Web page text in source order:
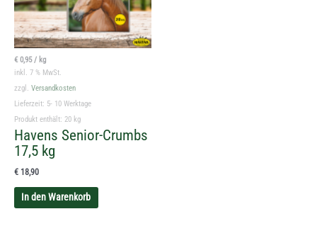
€ 0,95/ kg
inkl. 7 % MwSt.
zzgl. Versandkosten
Lieferzeit: 5- 10 Werktage
Produkt enthält: 20 kg
Havens Senior-Crumbs
17,5 kg
€ 18,90
In den Warenkorb